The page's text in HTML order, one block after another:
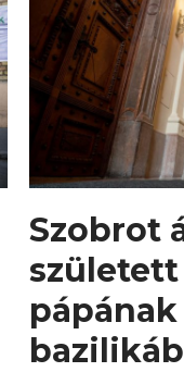
Szobrot
született
pápának